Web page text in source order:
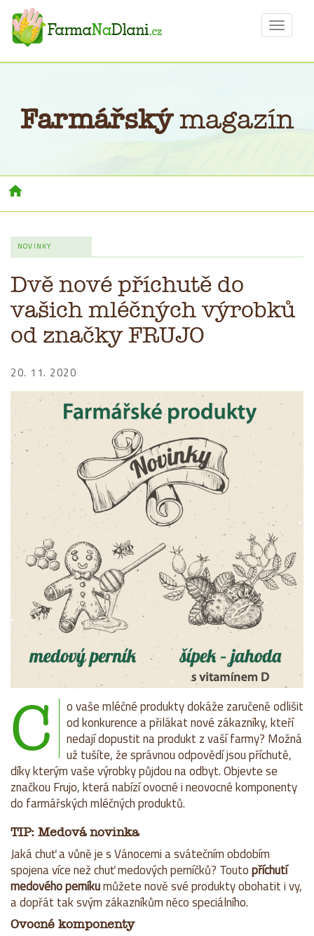
Toggle
Farmářskýmagazín
NOVINKY
Dvě nové příchutě do
vašich mléčných výrobků
od značky FRUJO
20. 11. 2020
C
o vaše mléčné produkty dokáže zaručeně odlišit
od konkurence a přilákat nové zákazníky, kteří
nedají dopustit na produkt z vaší farmy? Možná
už tušíte, že správnou odpovědí jsou příchutě,
díky kterým vaše výrobky půjdou na odbyt. Objevte se
značkou Frujo, která nabízí ovocné i neovocné komponenty
do farmářských mléčných produktů.
TIP: Medová novinka
Jaká chuť a vůně je s Vánocemi a svátečním obdobím
spojena více než chuť medových perníčků? Toutopříchutí
medového perníkumůžete nově své produkty obohatit i vy,
a dopřát tak svým zákazníkům něco speciálního.
Ovocné komponenty